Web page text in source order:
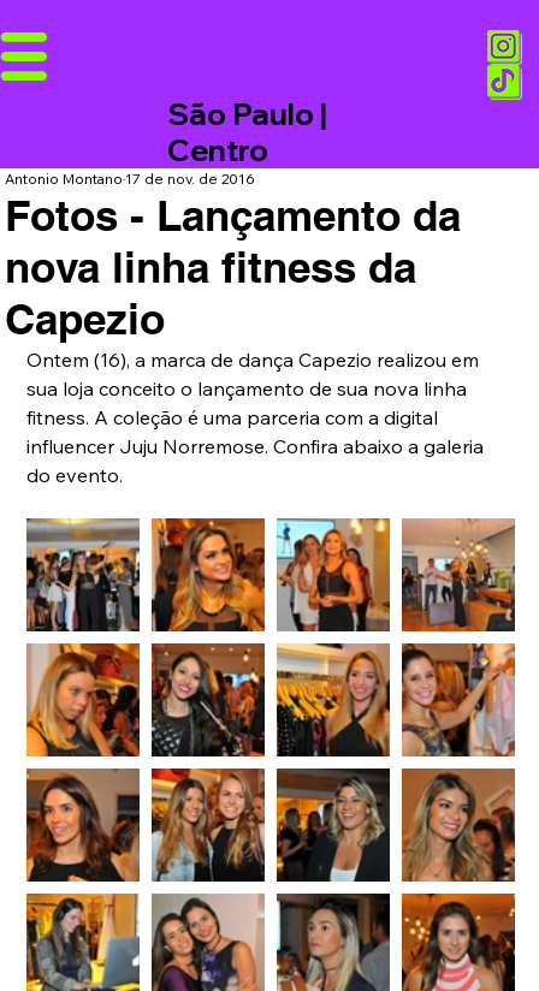
São Paulo |
Centro
Fotos - Lançamento da
nova linha fitness da
Capezio
Antonio Montano17 de nov. de 2016
Ontem (16), a marca de dança Capezio realizou em
sua loja conceito o lançamento de sua nova linha
fitness. A coleção é uma parceria com a digital
influencer Juju Norremose. Confira abaixo a galeria
do evento.